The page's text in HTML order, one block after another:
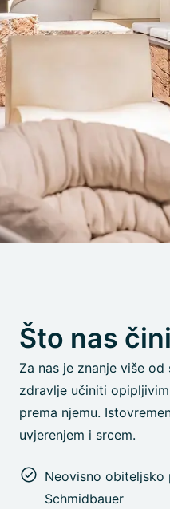
Što nas
Za nas je znanje više
zdravlje učiniti
prema njemu.
uvjerenjem i srcem.
Neovisno
Schmidbauer